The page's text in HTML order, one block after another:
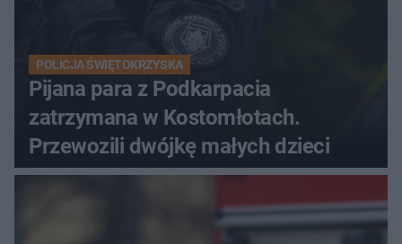
POLICJA ŚWIĘTOKRZYSKA
Pijana para z Podkarpacia
zatrzymana w Kostomłotach.
Przewozili dwójkę małych dzieci